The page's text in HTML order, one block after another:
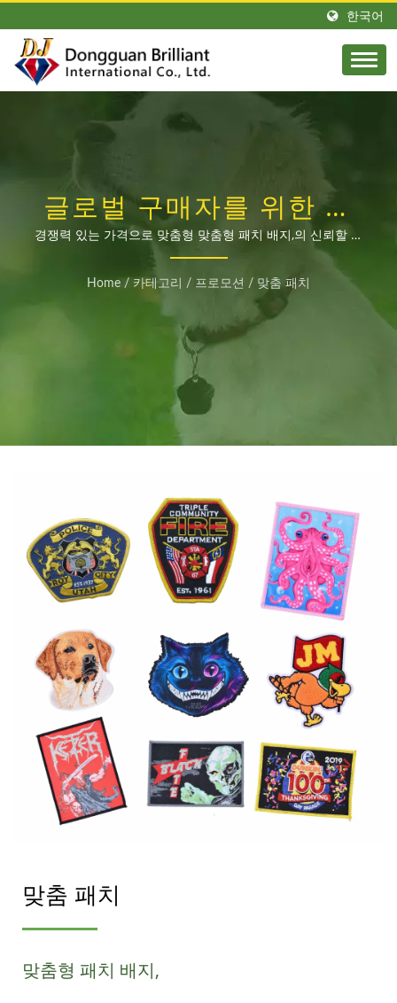
한국어
글로벌 구매자를 위한 고
품질 OEM 맞춤형 패치 배
지
경쟁력 있는 가격으로 맞춤형 맞춤형 패치 배지,의 신뢰할 수
있는 제조업체
Home / 카테고리 / 프로모션 / 맞춤 패치
맞춤 패치
맞춤형 패치 배지,